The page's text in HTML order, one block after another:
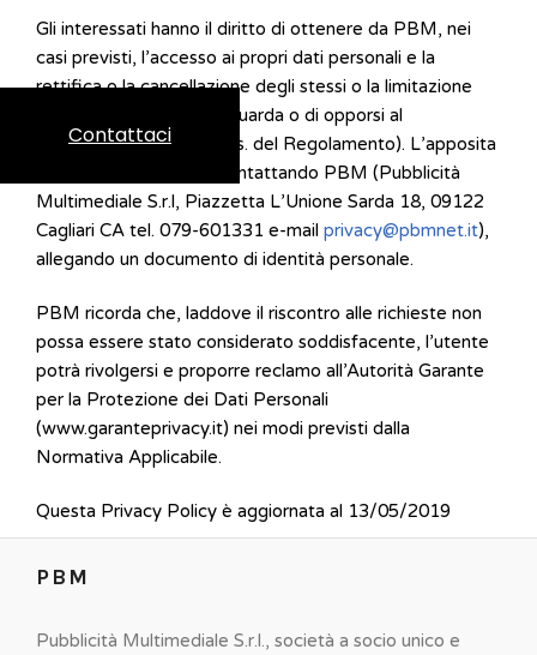
Gli interessati hanno il diritto di ottenere da PBM, nei
casi previsti, l’accesso ai propri dati personali e la
rettifica o la cancellazione degli stessi o la limitazione
del trattamento che li riguarda o di opporsi al
trattamento (artt. 15 e ss. del Regolamento). L’apposita
istanza va presentata contattando PBM (Pubblicità
Multimediale S.r.l, Piazzetta L’Unione Sarda 18, 09122
Cagliari CA tel. 079-601331 e-mail privacy@pbmnet.it),
allegando un documento di identità personale.
PBM ricorda che, laddove il riscontro alle richieste non
possa essere stato considerato soddisfacente, l’utente
potrà rivolgersi e proporre reclamo all’Autorità Garante
per la Protezione dei Dati Personali
(www.garanteprivacy.it) nei modi previsti dalla
Normativa Applicabile.
Questa Privacy Policy è aggiornata al 13/05/2019
PBM
Pubblicità Multimediale S.r.l., società a socio unico e
Contattaci